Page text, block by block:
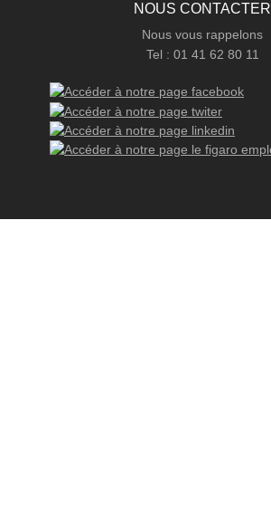
NOUS CONTACTER
Nous vous rappelons
Tel : 01 41 62 80 11